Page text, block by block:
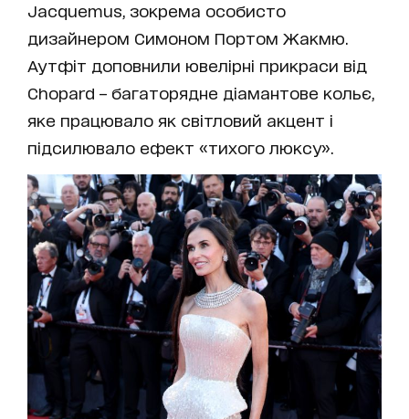
Jacquemus, зокрема особисто
дизайнером Симоном Портом Жакмю.
Аутфіт доповнили ювелірні прикраси від
Chopard – багаторядне діамантове кольє,
яке працювало як світловий акцент і
підсилювало ефект «тихого люксу».